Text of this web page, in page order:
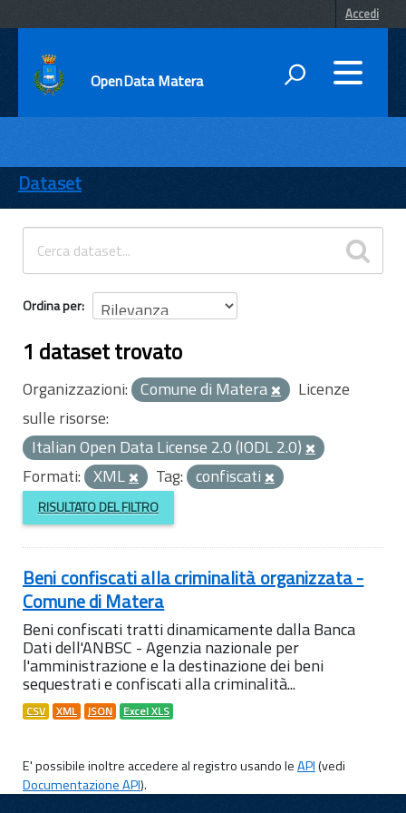
Accedi
OpenData Matera
ENTI
TEMI
INFORMAZIONI
Dataset
Ordina per
1 dataset trovato
Organizzazioni: Comune di Matera
Licenze
sulle risorse:
Italian Open Data License 2.0 (IODL 2.0)
Formati: XML Tag: confiscati
RISULTATO DEL FILTRO
Beni confiscati alla criminalità organizzata -
Comune di Matera
Beni confiscati tratti dinamicamente dalla Banca
Dati dell'ANBSC - Agenzia nazionale per
l'amministrazione e la destinazione dei beni
sequestrati e confiscati alla criminalità...
CSV XML JSON Excel XLS
E' possibile inoltre accedere al registro usando leAPI(vedi
Documentazione API).